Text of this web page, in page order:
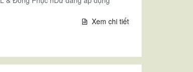
Xem chi tiết